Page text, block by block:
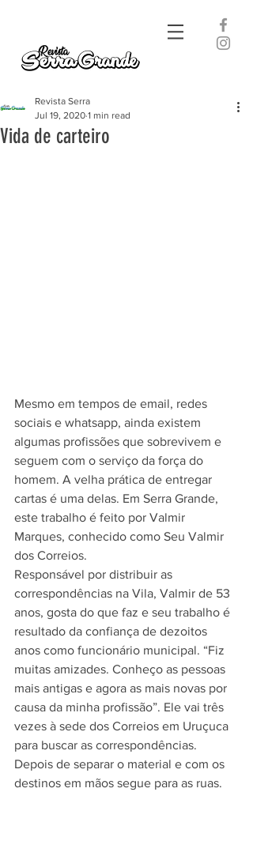
Vida de carteiro
Revista Serra
Jul 19, 2020 1 min read
Mesmo em tempos de email, redes
sociais e whatsapp, ainda existem
algumas profissões que sobrevivem e
seguem com o serviço da força do
homem. A velha prática de entregar
cartas é uma delas. Em Serra Grande,
este trabalho é feito por Valmir
Marques, conhecido como Seu Valmir
dos Correios.
Responsável por distribuir as
correspondências na Vila, Valmir de 53
anos, gosta do que faz e seu trabalho é
resultado da confiança de dezoitos
anos como funcionário municipal. “Fiz
muitas amizades. Conheço as pessoas
mais antigas e agora as mais novas por
causa da minha profissão”. Ele vai três
vezes à sede dos Correios em Uruçuca
para buscar as correspondências.
Depois de separar o material e com os
destinos em mãos segue para as ruas.